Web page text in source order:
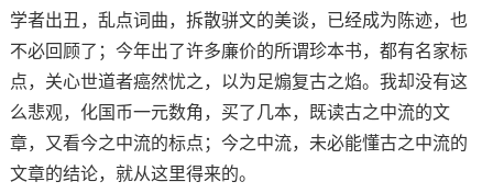
学者出丑，乱点词曲，拆散骈文的美谈，已经成为陈迹，也
不必回顾了；今年出了许多廉价的所谓珍本书，都有名家标
点，关心世道者癌然忧之，以为足煽复古之焰。我却没有这
么悲观，化国币一元数角，买了几本，既读古之中流的文
章，又看今之中流的标点；今之中流，未必能懂古之中流的
文章的结论，就从这里得来的。